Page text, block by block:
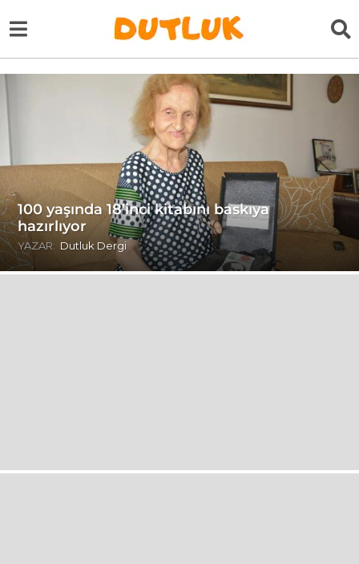
100 yaşında 18’inci kitabını baskıya
hazırlıyor
YAZAR: Dutluk Dergi